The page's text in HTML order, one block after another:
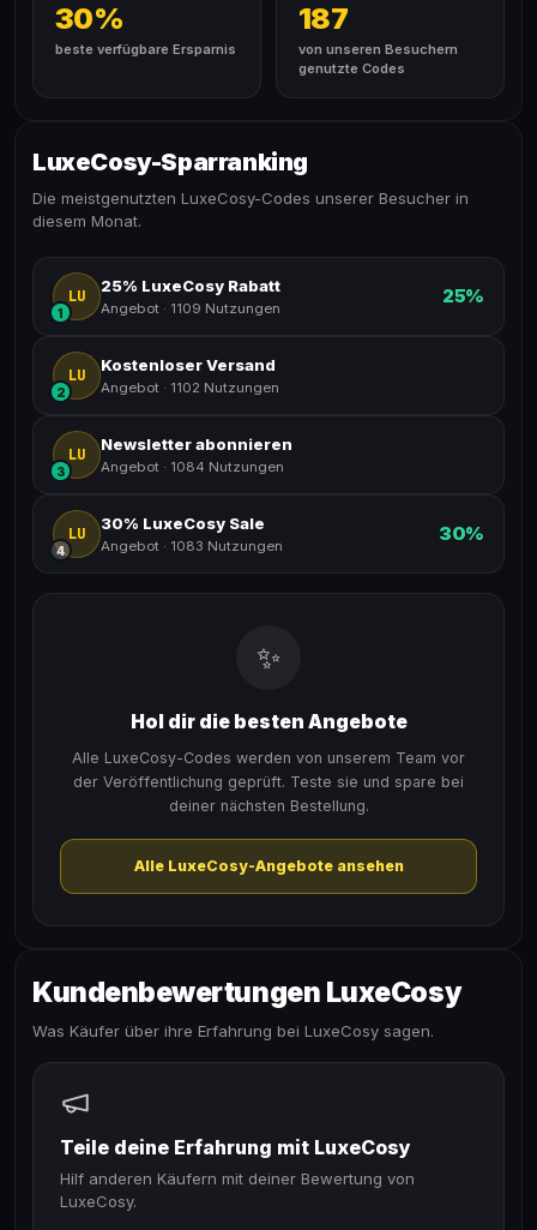
30%
beste verfügbare Ersparnis
187
von unseren Besuchern
genutzte Codes
LuxeCosy-Sparranking
Die meistgenutzten LuxeCosy-Codes unserer Besucher in
diesem Monat.
LU
1
25% LuxeCosy Rabatt
Angebot · 1109 Nutzungen
25%
LU
2
Kostenloser Versand
Angebot · 1102 Nutzungen
LU
3
Newsletter abonnieren
Angebot · 1084 Nutzungen
LU
4
30% LuxeCosy Sale
Angebot · 1083 Nutzungen
30%
✨
Hol dir die besten Angebote
Alle LuxeCosy-Codes werden von unserem Team vor
der Veröffentlichung geprüft. Teste sie und spare bei
deiner nächsten Bestellung.
Alle LuxeCosy-Angebote ansehen
Kundenbewertungen LuxeCosy
Was Käufer über ihre Erfahrung bei LuxeCosy sagen.
Teile deine Erfahrung mit LuxeCosy
Hilf anderen Käufern mit deiner Bewertung von
LuxeCosy.